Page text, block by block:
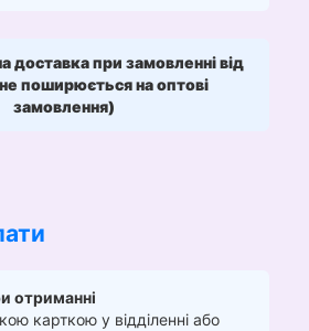
доставка при замовленні від
поширюється на оптові
замовлення)
отриманні
карткою у відділенні або